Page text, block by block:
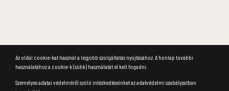
Az oldal cookie-kat használ a legjobb szolgáltatás nyújtásához. A honlap további
használatához a cookie-k (sütik) használatát el kell fogadni.
Személyes adatai védelméről szóló intézkedéseinket az adatvédelmi szabályzatban